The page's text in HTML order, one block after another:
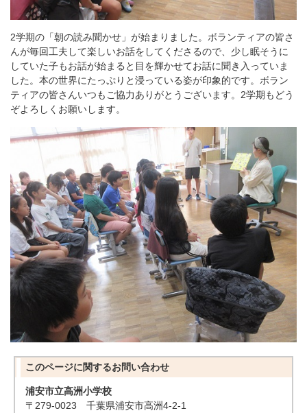
2学期の「朝の読み聞かせ」が始まりました。ボランティアの皆さ
んが毎回工夫して楽しいお話をしてくださるので、少し眠そうに
していた子もお話が始まると目を輝かせてお話に聞き入っていま
した。本の世界にたっぷりと浸っている姿が印象的です。ボラン
ティアの皆さんいつもご協力ありがとうございます。2学期もどう
ぞよろしくお願いします。
このページに関するお問い合わせ
浦安市立高洲小学校
〒279-0023 千葉県浦安市高洲4-2-1